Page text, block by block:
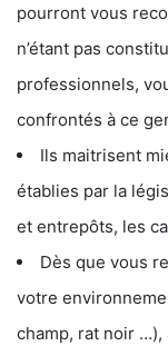
pourront vous
n’étant pas
professionnels,
confrontés à ce
Ils maitrisent
établies par la
et entrepôts, les
Dès que vous
votre
champ, rat noir